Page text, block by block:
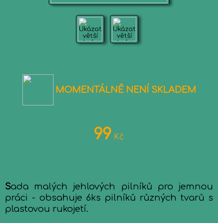
MOMENTÁLNĚ NENÍ SKLADEM
99 Kč
Sada malých jehlových pilníků pro jemnou
práci - obsahuje 6ks pilníků různých tvarů s
plastovou rukojetí.